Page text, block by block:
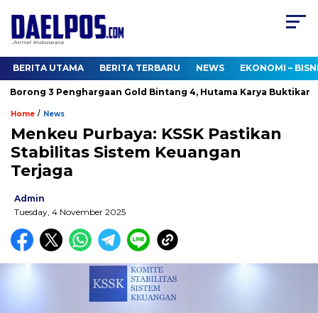
BERITA UTAMA BERITA TERBARU NEWS EKONOMI –
3 Penghargaan Gold Bintang 4, Hutama Karya Buktikan
Home / News
Menkeu Purbaya: KSSK Pastikan
Stabilitas Sistem Keuangan
Terjaga
Admin
Tuesday, 4 November 2025